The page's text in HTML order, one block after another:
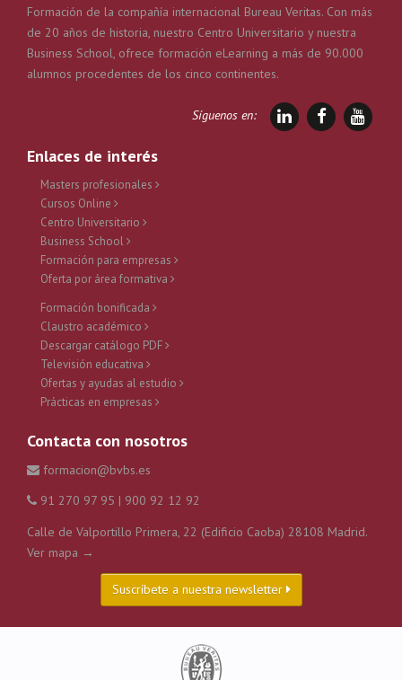
Formación de la compañía internacional Bureau Veritas. Con más
de 20 años de historia, nuestro Centro Universitario y nuestra
Business School, ofrece formación eLearning a más de 90.000
alumnos procedentes de los cinco continentes.
Síguenos en:
Enlaces de interés
Masters profesionales
Cursos Online
Centro Universitario
Business School
Formación para empresas
Oferta por área formativa
Formación bonificada
Claustro académico
Descargar catálogo PDF
Televisión educativa
Ofertas y ayudas al estudio
Prácticas en empresas
Contacta con nosotros
formacion@bvbs.es
91 270 97 95 | 900 92 12 92
Calle de Valportillo Primera, 22 (Edificio Caoba) 28108 Madrid.
Ver mapa →
Suscríbete a nuestra newsletter